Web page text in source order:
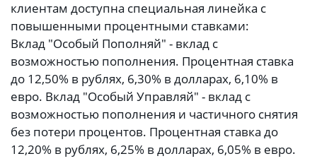
клиентам доступна специальная линейка с
повышенными процентными ставками:
Вклад "Особый Пополняй" - вклад с
возможностью пополнения. Процентная ставка
до 12,50% в рублях, 6,30% в долларах, 6,10% в
евро. Вклад "Особый Управляй" - вклад с
возможностью пополнения и частичного снятия
без потери процентов. Процентная ставка до
12,20% в рублях, 6,25% в долларах, 6,05% в евро.